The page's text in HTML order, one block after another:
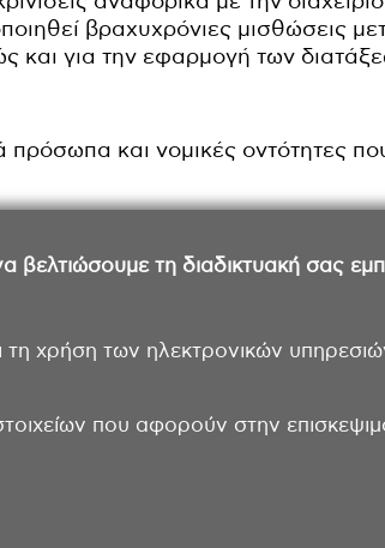
τη διαδικτυακή σας
τη χρήση των ηλεκτρονικών
που αφορούν στην
βραχυχρόνιες μισθώσεις
για την εφαρμογή των
και νομικές οντότητες